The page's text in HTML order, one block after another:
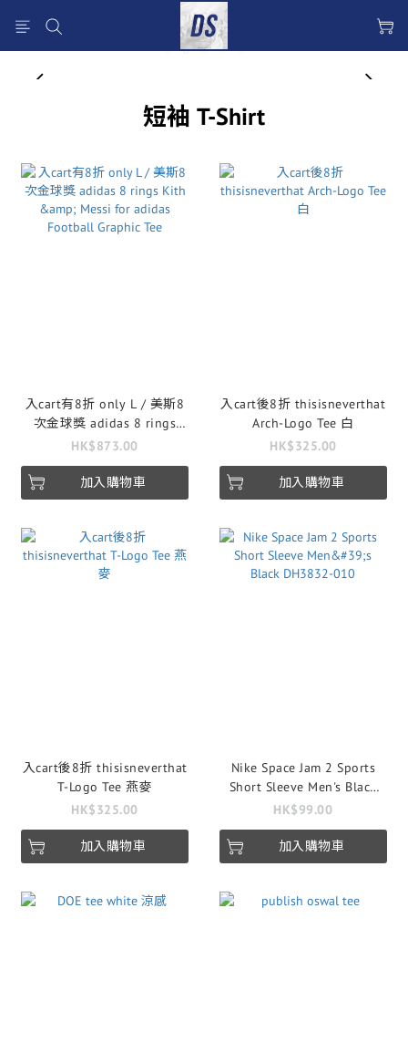
prev next
短袖 T-Shirt
入cart有8折 only L / 美斯8
次金球獎 adidas 8 rings
Kith & Messi for adidas
HK$873.00
加入購物車
入cart後8折 thisisneverthat
Arch-Logo Tee 白
HK$325.00
加入購物車
入cart後8折 thisisneverthat
T-Logo Tee 燕麥
HK$325.00
加入購物車
Nike Space Jam 2 Sports
Short Sleeve Men's Black
DH3832-010
HK$99.00
加入購物車